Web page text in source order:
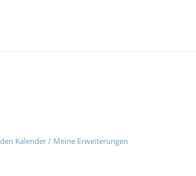
Kalender/ Meine Erweiterungen